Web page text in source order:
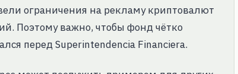
ограничения на рекламу криптовалют
Поэтому важно, чтобы фонд чётко
перед Superintendencia Financiera.